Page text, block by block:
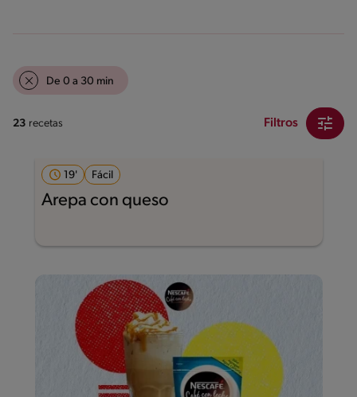
De 0 a 30 min
23 recetas Filtros
19' Fácil
Arepa con queso